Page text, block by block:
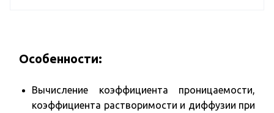
Особенности:
Вычисление коэффициента проницаемости,
коэффициента растворимости и диффузии при